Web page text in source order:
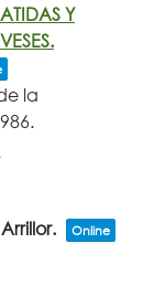
Y
la
.
Online